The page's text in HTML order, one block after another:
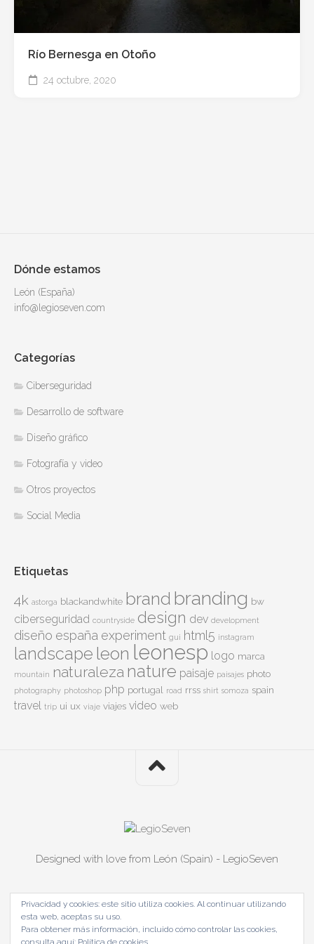
Río Bernesga en Otoño
24 octubre, 2020
Dónde estamos
León (España)
info@legioseven.com
Categorías
Ciberseguridad
Desarrollo de software
Diseño gráfico
Fotografía y video
Otros proyectos
Social Media
Etiquetas
4k astorga blackandwhite brand branding bw
ciberseguridad countryside design dev development
diseño españa experiment gui html5 instagram
landscape leon leonesp logo marca
mountain naturaleza nature paisaje paisajes photo
photography photoshop php portugal road rrss shirt somoza spain
travel trip ui ux viaje viajes video web
Designed with love from León (Spain) - LegioSeven
Privacidad y cookies: este sitio utiliza cookies. Al continuar utilizando
esta web, aceptas su uso.
Para obtener más información, incluido cómo controlar las cookies,
consulta aquí: Política de cookies